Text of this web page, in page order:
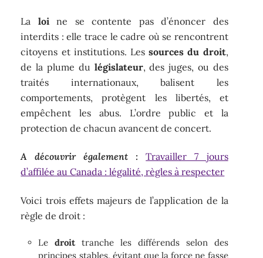
La loine se contente pas d’énoncer des
interdits : elle trace le cadre où se rencontrent
citoyens et institutions. Lessources du droit,
de la plume du législateur, des juges, ou des
traités internationaux, balisent les
comportements, protègent les libertés, et
empêchent les abus. L’ordre public et la
protection de chacun avancent de concert.
A découvrir également :
Travailler 7 jours
d’affilée au Canada : légalité, règles à respecter
Voici trois effets majeurs de l’application de la
règle de droit :
Ledroittranche les différends selon des
principes stables, évitant que la force ne fasse